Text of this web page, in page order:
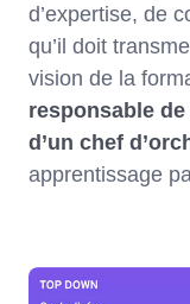
d’expertise, de
qu’il doit
vision de la
responsable
d’un chef
apprentissage